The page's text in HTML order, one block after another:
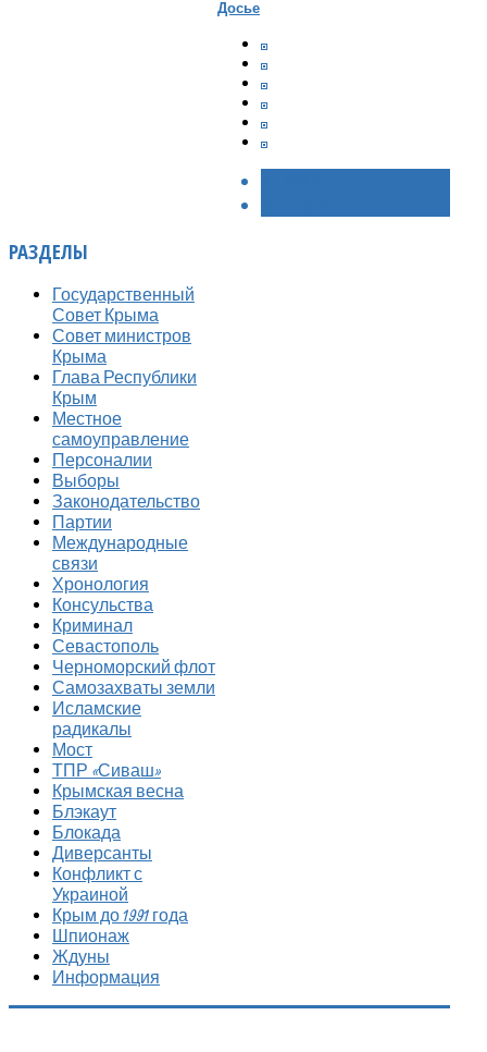
Досье
РАЗДЕЛЫ
Государственный
Совет Крыма
Совет министров
Крыма
Глава Республики
Крым
Местное
самоуправление
Персоналии
Выборы
Законодательство
Партии
Международные
связи
Хронология
Консульства
Криминал
Севастополь
Черноморский флот
Самозахваты земли
Исламские
радикалы
Мост
ТПР «Сиваш»
Крымская весна
Блэкаут
Блокада
Диверсанты
Конфликт с
Украиной
Крым до 1991 года
Шпионаж
Ждуны
Информация